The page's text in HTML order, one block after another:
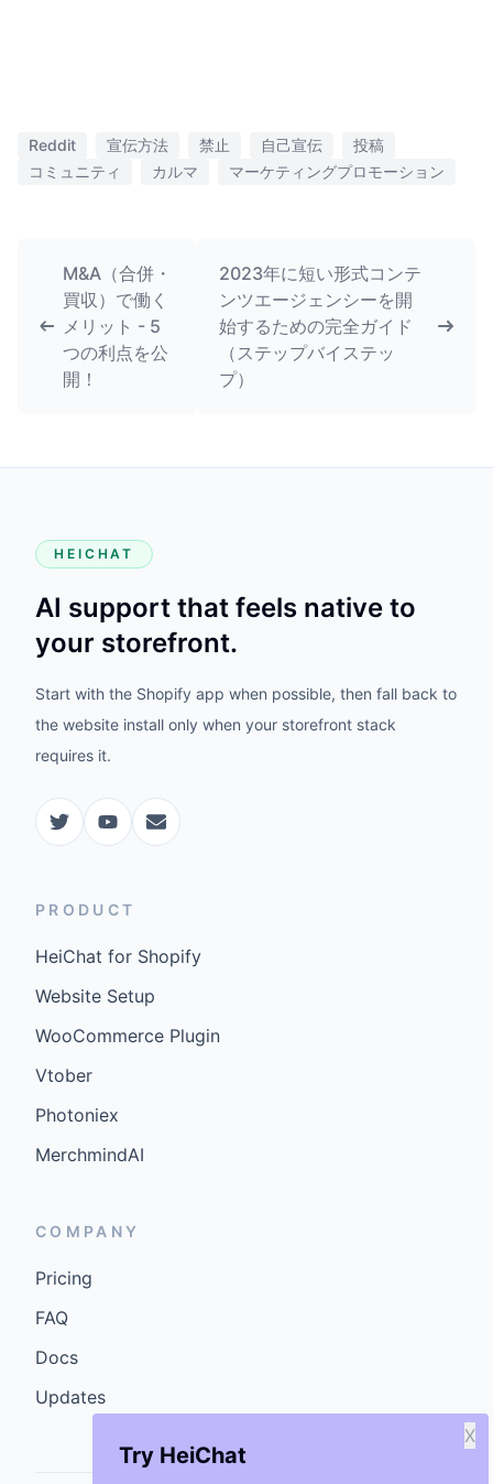
Try HeiChat
X
Reddit 宣伝方法 禁止 自己宣伝
投稿
コミュニティ
カルマ マーケティングプロモーション
M&A（合併・
買収）で働く
メリット - 5
つの利点を公
開！
2023年に短い形式コンテ
ンツエージェンシーを開
始するための完全ガイド
（ステップバイステッ
プ）
HEICHAT
AI support that feels native to
your storefront.
Start with the Shopify app when possible, then fall back to
the website install only when your storefront stack
requires it.
PRODUCT
HeiChat for Shopify
Website Setup
WooCommerce Plugin
Vtober
Photoniex
MerchmindAI
COMPANY
Pricing
FAQ
Docs
Updates